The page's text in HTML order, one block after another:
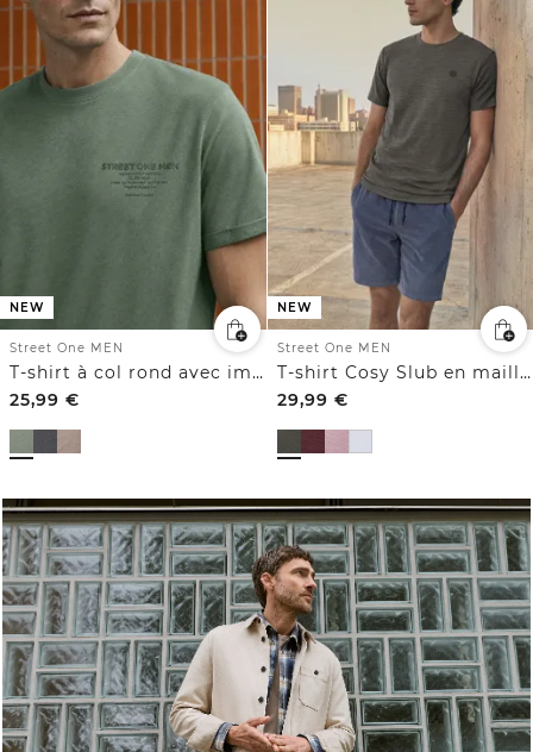
NEW
Street One MEN
T-shirt à col rond avec imprimé sur la poitrine
25,99 €
NEW
Street One MEN
T-shirt Cosy Slub en maille texturée
29,99 €